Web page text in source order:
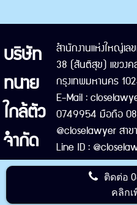
บริษัท
ทนาย
ใกล้ตัว
จำกัด
สำนักงานแห่งใหญ่เ
38 (สันติสุข) แขวงค
กรุงเทพมหานคร
E-Mail :
0749954 มือถือ
@closelawyer สา
Line ID :
ติดต่อ
คลิกเ